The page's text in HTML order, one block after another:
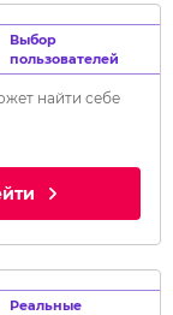
Выбор
пользователей
найти себе
Реальные